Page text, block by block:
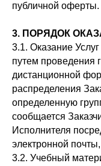
публичной оферты.
3. ПОРЯДОК
3.1. Оказание
путем проведения
дистанционной
распределения
определенную
сообщается
Исполнителя
электронной
3.2. Учебный